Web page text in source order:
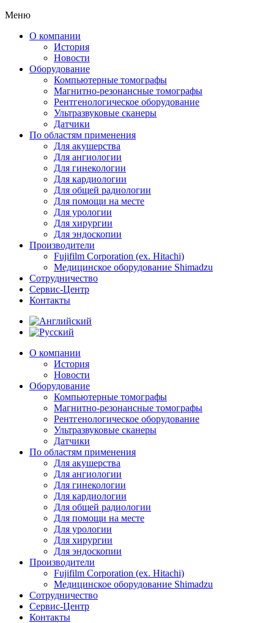
Меню
О компании
История
Новости
Оборудование
Компьютерные томографы
Магнитно-резонансные томографы
Рентгенологическое оборудование
Ультразвуковые сканеры
Датчики
По областям применения
Для акушерства
Для ангиологии
Для гинекологии
Для кардиологии
Для общей радиологии
Для помощи на месте
Для урологии
Для хирургии
Для эндоскопии
Производители
Fujifilm Corporation (ex. Hitachi)
Медицинское оборудование Shimadzu
Сотрудничество
Сервис-Центр
Контакты
О компании
История
Новости
Оборудование
Компьютерные томографы
Магнитно-резонансные томографы
Рентгенологическое оборудование
Ультразвуковые сканеры
Датчики
По областям применения
Для акушерства
Для ангиологии
Для гинекологии
Для кардиологии
Для общей радиологии
Для помощи на месте
Для урологии
Для хирургии
Для эндоскопии
Производители
Fujifilm Corporation (ex. Hitachi)
Медицинское оборудование Shimadzu
Сотрудничество
Сервис-Центр
Контакты